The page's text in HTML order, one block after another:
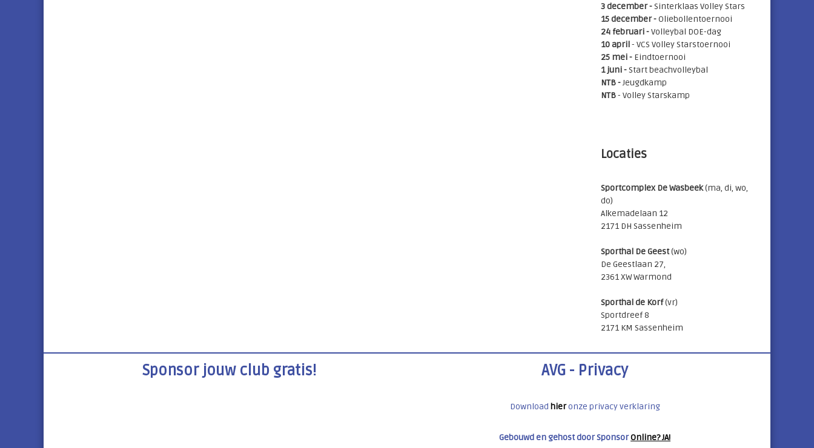
3 december -Sinterklaas Volley Stars
15 december -Oliebollentoernooi
24 februari -Volleybal DOE-dag
10 april- VCS Volley Starstoernooi
25 mei- Eindtoernooi
1 juni -Start beachvolleybal
NTB -Jeugdkamp
NTB- Volley Starskamp
Locaties
Sportcomplex De Wasbeek(ma, di, wo,
do)
Alkemadelaan 12
2171 DH Sassenheim
Sporthal De Geest(wo)
De Geestlaan 27,
2361 XW Warmond
Sporthal de Korf(vr)
Sportdreef 8
2171 KM Sassenheim
Sponsor jouw club gratis! AVG - Privacy
Download hier onze privacy verklaring
Gebouwd en gehost door SponsorOnline? JA!